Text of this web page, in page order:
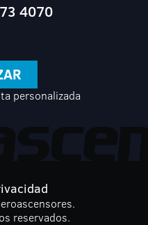
4070
personalizada
reservados.